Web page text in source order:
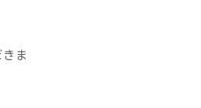
ま